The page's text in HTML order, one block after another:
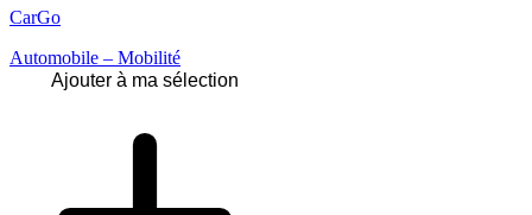
CarGo
Automobile – Mobilité
Ajouter à ma sélection